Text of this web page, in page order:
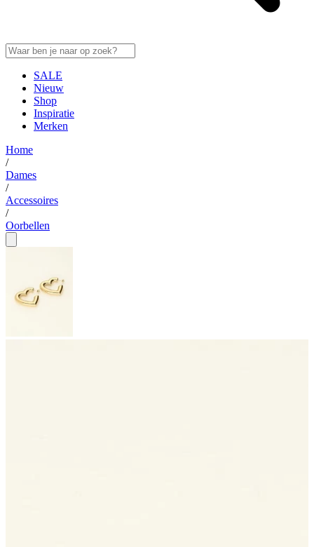
SALE
Nieuw
Shop
Inspiratie
Merken
Home
/
Dames
/
Accessoires
/
Oorbellen